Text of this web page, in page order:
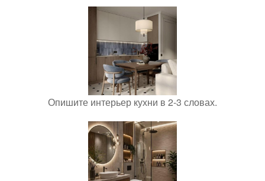
Опишите интерьер кухни в 2-3 словах.